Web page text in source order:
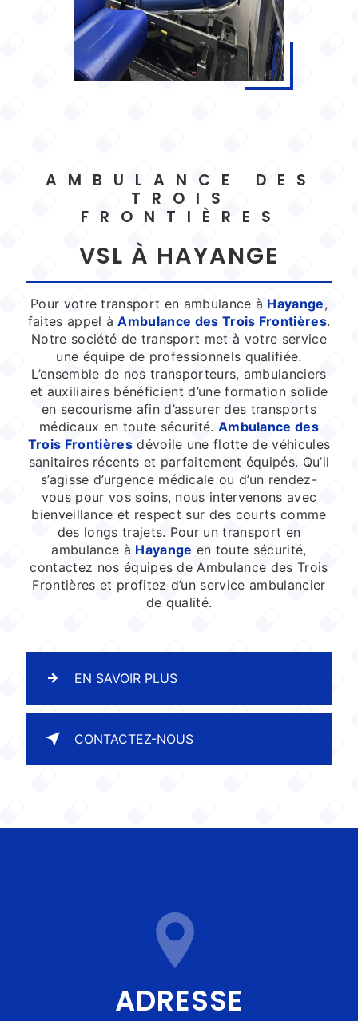
AMBULANCE DES
TROIS
FRONTIÈRES
VSL À HAYANGE
Pour votre transport en ambulance à Hayange,
faites appel àAmbulance des Trois Frontières.
Notre société de transport met à votre service
une équipe de professionnels qualifiée.
L’ensemble de nos transporteurs, ambulanciers
et auxiliaires bénéficient d’une formation solide
en secourisme afin d’assurer des transports
médicaux en toute sécurité. Ambulance des
Trois Frontièresdévoile une flotte de véhicules
sanitaires récents et parfaitement équipés. Qu’il
s’agisse d’urgence médicale ou d’un rendez-
vous pour vos soins, nous intervenons avec
bienveillance et respect sur des courts comme
des longs trajets. Pour un transport en
ambulance à Hayange en toute sécurité,
contactez nos équipes de Ambulance des Trois
Frontières et profitez d’un service ambulancier
de qualité.
EN SAVOIR PLUS
CONTACTEZ-NOUS
ADRESSE